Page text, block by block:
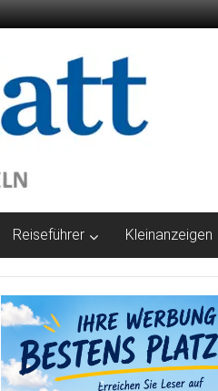
Reiseführer Kleinanzeigen